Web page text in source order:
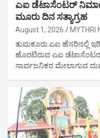
ಎಐ ಡೆಟಾಸೆಂಟರ್
ಮೂರು ದಿನ ಸತ್ಯಾಗ್ರಹ
August 1, 2026 MYTHRI
ತುಮಕೂರು:ಎಐ ಹೆಸರಿನಲ್ಲಿ
ಹೊರಟಿರುವ ಎಐ
ಸಾರ್ವಜನಿಕರ ಮೇಲಾಗುವ